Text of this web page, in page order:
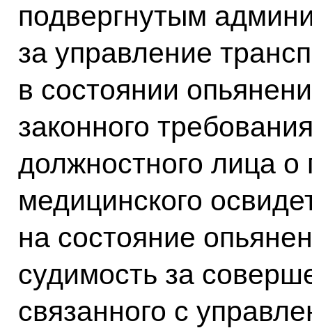
подвергнутым
за управление
в состоянии
законного
должностного лица
медицинского
на состояние
судимость за
связанного с